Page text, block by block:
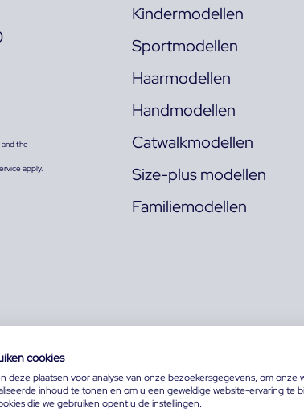
the
apply.
Kindermodellen
Sportmodellen
Haarmodellen
Handmodellen
Catwalkmodellen
Size-plus modellen
Familiemodellen
cookies
deze plaatsen voor analyse van onze bezoekersgegevens, om onze
inhoud te tonen en om u een geweldige website-ervaring te
die we gebruiken opent u de instellingen.